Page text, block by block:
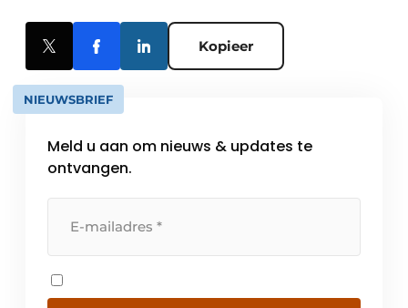
Kopieer
NIEUWSBRIEF
Meld u aan om nieuws & updates te
ontvangen.